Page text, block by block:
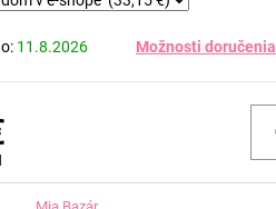
11.8.2026 Možnosti doručenia